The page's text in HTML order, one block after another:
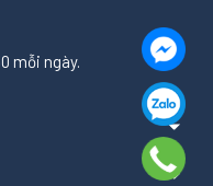
mỗi ngày.